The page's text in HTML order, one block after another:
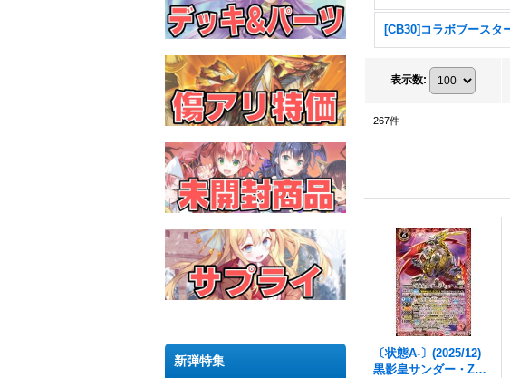
新弾特集
表示数:
267件
〔状態A-〕(2025/12)
黒影皇サンダー・Z・